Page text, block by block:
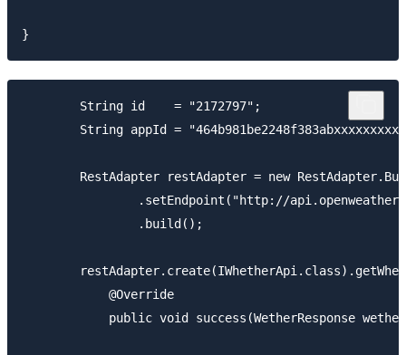
        String id    = "2172797";
String appId =
RestAdapter restAdapter = new
.setEndpoint("http://
                .build();
            @Override
public void success(WetherResponse